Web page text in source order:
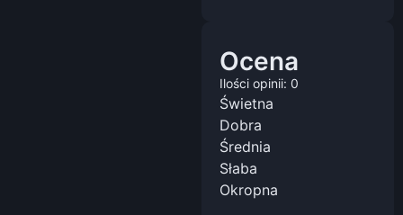
Ocena
Ilości opinii: 0
Świetna
Dobra
Średnia
Słaba
Okropna